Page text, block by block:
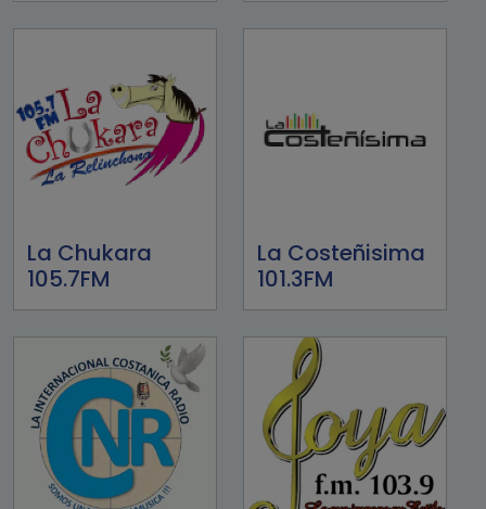
La Chukara
105.7FM
La Costeñisima
101.3FM